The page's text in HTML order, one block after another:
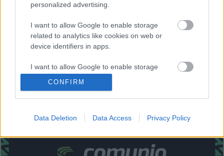
personalized advertising.
I want to allow Google to enable storage
related to analytics like cookies on web or
device identifiers in apps.
I want to allow Google to enable storage
related to functionality of the website or app.
I want to allow Google to enable storage
related to security, including authentication
functionality and fraud prevention, and other
CONFIRM
Data Deletion Data Access Privacy Policy
Posibles cambios en la alineación
del sancionado Carrasco. Joao Félix se retiró del último
partido jugado con su Selección con molestias y es duda.
Simeone ha probado un once con Luis Suárez como único
¿Aún no juegas a Comunio? Regístrate, ¡gratis!